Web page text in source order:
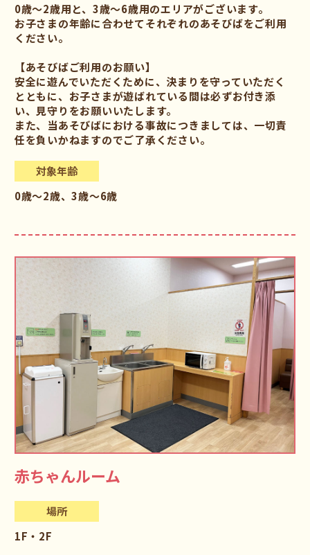
0歳～2歳用と、3歳～6歳用のエリアがございます。
お子さまの年齢に合わせてそれぞれのあそびばをご利用
ください。
【あそびばご利用のお願い】
安全に遊んでいただくために、決まりを守っていただく
とともに、お子さまが遊ばれている間は必ずお付き添
い、見守りをお願いいたします。
また、当あそびばにおける事故につきましては、一切責
任を負いかねますのでご了承ください。
対象年齢
0歳～2歳、3歳～6歳
赤ちゃんルーム
場所
1F・2F